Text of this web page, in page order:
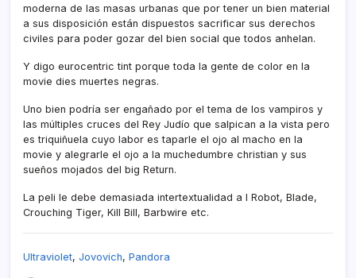
moderna de las masas urbanas que por tener un bien material
a sus disposición están dispuestos sacrificar sus derechos
civiles para poder gozar del bien social que todos anhelan.
Y digo eurocentric tint porque toda la gente de color en la
movie dies muertes negras.
Uno bien podrí­a ser engañado por el tema de los vampiros y
las múltiples cruces del Rey Judí­o que salpican a la vista pero
es triquiñuela cuyo labor es taparle el ojo al macho en la
movie y alegrarle el ojo a la muchedumbre christian y sus
sueños mojados del big Return.
La peli le debe demasiada intertextualidad a I Robot, Blade,
Crouching Tiger, Kill Bill, Barbwire etc.
Ultraviolet, Jovovich, Pandora